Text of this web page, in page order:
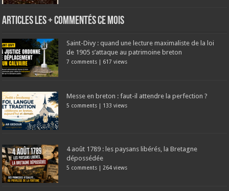
Articles les + commentés ce mois
Saint-Divy : quand une lecture maximaliste de la loi
de 1905 s’attaque au patrimoine breton
7 comments 617 views
Messe en breton : faut-il attendre la perfection ?
5 comments 133 views
4 août 1789 : les paysans libérés, la Bretagne
dépossédée
5 comments |264 views